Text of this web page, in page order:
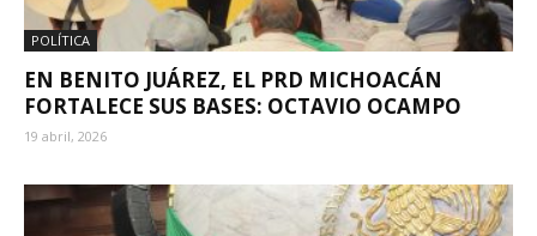
POLÍTICA
EN BENITO JUÁREZ, EL PRD MICHOACÁN
FORTALECE SUS BASES: OCTAVIO OCAMPO
19 abril, 2026